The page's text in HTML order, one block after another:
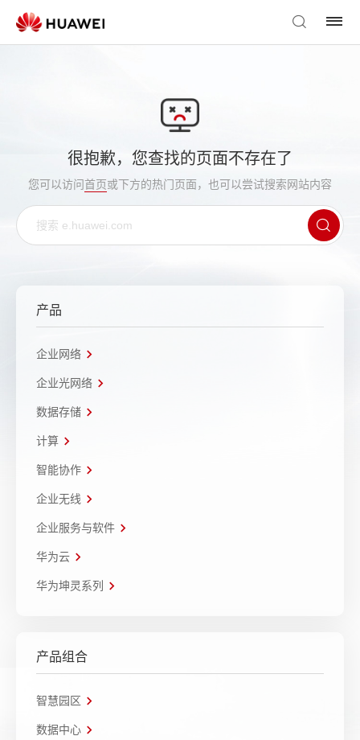
很抱歉，您查找的页面不存在了
您可以访问首页或下方的热门页面，也可以尝试搜索网站内容
产品
企业网络
企业光网络
数据存储
计算
智能协作
企业无线
企业服务与软件
华为云
华为坤灵系列
产品组合
智慧园区
数据中心